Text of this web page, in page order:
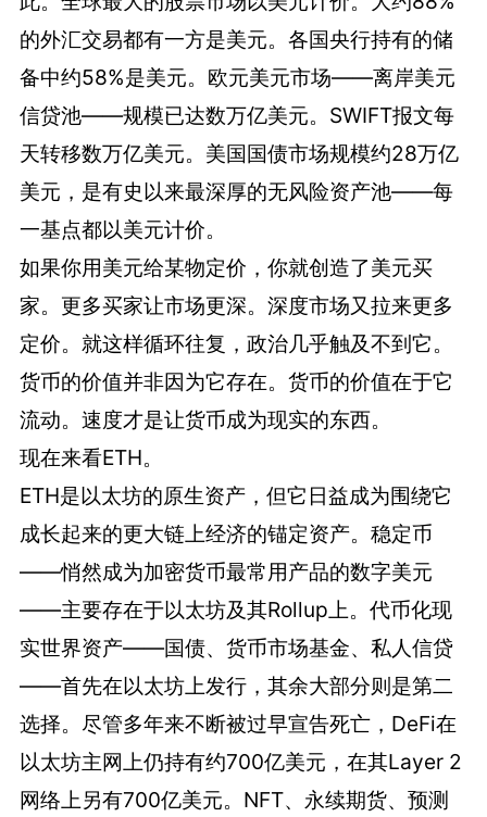
的外汇交易都有一方是美元。各国央行持有的储
备中约58%是美元。欧元美元市场——离岸美元
信贷池——规模已达数万亿美元。SWIFT报文每
天转移数万亿美元。美国国债市场规模约28万亿
美元，是有史以来最深厚的无风险资产池——每
一基点都以美元计价。
如果你用美元给某物定价，你就创造了美元买
家。更多买家让市场更深。深度市场又拉来更多
定价。就这样循环往复，政治几乎触及不到它。
货币的价值并非因为它存在。货币的价值在于它
流动。速度才是让货币成为现实的东西。
现在来看ETH。
ETH是以太坊的原生资产，但它日益成为围绕它
成长起来的更大链上经济的锚定资产。稳定币
——悄然成为加密货币最常用产品的数字美元
——主要存在于以太坊及其Rollup上。代币化现
实世界资产——国债、货币市场基金、私人信贷
——首先在以太坊上发行，其余大部分则是第二
选择。尽管多年来不断被过早宣告死亡，DeFi在
以太坊主网上仍持有约700亿美元，在其Layer 2
网络上另有700亿美元。NFT、永续期货、预测